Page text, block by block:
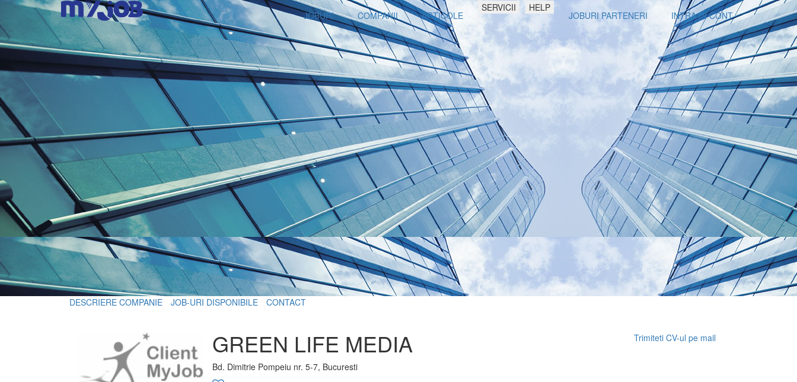
JOBURI COMPANII ARTICOLE
SERVICII HELP
JOBURI PARTENERI INTRA IN CONT
DESCRIERE COMPANIE JOB-URI DISPONIBILE CONTACT
GREEN LIFE MEDIA
Bd. Dimitrie Pompeiu nr. 5-7, Bucuresti
Trimiteti CV-ul pe mail